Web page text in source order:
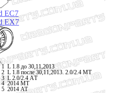
EC7
EX7
1 L 1.8 до 30,11,2013
L 1.8 после 30,11,2013. 2.0/2.4 МТ
2
3 L 2.0/2.4 АT
2014 MT
2014 AT
4
5